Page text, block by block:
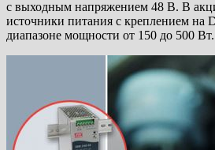
с выходным напряжением 48 В. В
источники питания с креплением на
диапазоне мощности от 150 до 500 Вт.